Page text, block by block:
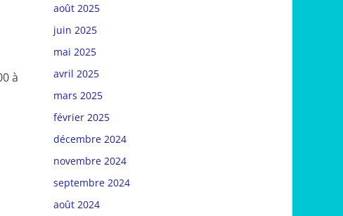
à
août 2025
juin 2025
mai 2025
avril 2025
mars 2025
février 2025
décembre 2024
novembre 2024
septembre 2024
août 2024